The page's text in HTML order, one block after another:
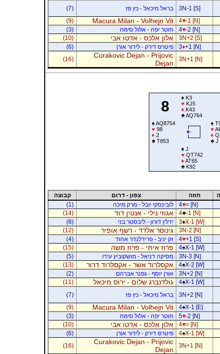
3N-1 [S]
בראל מיכאל - כץ פז
(7)
4♥-1 [N]
Macura Milan - Volhejn Vit
(9)
4♥-2 [N] חוטר יפה - אלול סימה
(3)
3N+2 [S]
אלון אלכס - אדטו אבי
(10)
3♦+1 [N] פיטרס דירק - לידור אורן
(6)
3N+1 [N]
Curakovic Dejan - Prijovic
Dejan
(16)
8
♠K3
♥ KJ5
♦ K43
♣AQ764
♠AQ8754
♥ 98
♦ 2
♣T853
♠
♥
♦
♣J
♠J
♥ QT742
♦ AT65
♣K92
חוזה צפון - דרום
קבוצה
4♥= [N] לובינסקי יובל - מרק מיכה
(1)
4♣-1 [N] אגוזי נילי - אנטין דוד
(14)
3♠X-1 [W] ידלין דורון - ליבסטר בני
(8)
3N-2 [N]
גינוסר אלדד - רשף אופיר
(12)
4♥+1 [S] זק יניב - פרידלנדר אהוד
(4)
4♠X-1 [W] פרוז איתי - פרוז משה
(15)
3N-3 [N]
מסיקה דניאל - מושקוביץ עידו
(5)
4♠X-2 [W] אקסלרוד אשר - אקסלרוד דרור
(13)
3N+2 [N]
אורן יוסף - גפנר אברהם
(2)
4♠X-1 [W] גולדנברג שלום - ירוס מיכאל
(11)
3N+2 [N]
בראל מיכאל - כץ פז
(7)
4♠X-1 [E]
Macura Milan - Volhejn Vit
(9)
5♥-2 [N] חוטר יפה - אלול סימה
(3)
4♥= [N] אלון אלכס - אדטו אבי
(10)
4♠X-1 [W] פיטרס דירק - לידור אורן
(6)
3N+1 [N]
Curakovic Dejan - Prijovic
Dejan
(16)